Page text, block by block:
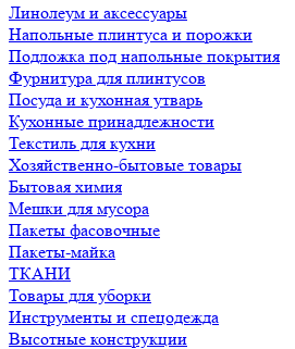
Линолеум и аксессуары
Напольные плинтуса и порожки
Подложка под напольные покрытия
Фурнитура для плинтусов
Посуда и кухонная утварь
Кухонные принадлежности
Текстиль для кухни
Хозяйственно-бытовые товары
Бытовая химия
Мешки для мусора
Пакеты фасовочные
Пакеты-майка
ТКАНИ
Товары для уборки
Инструменты и спецодежда
Высотные конструкции